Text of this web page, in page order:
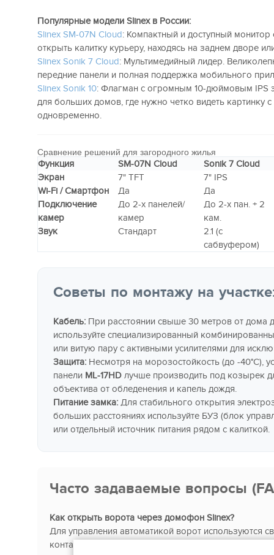
Популярные модели Slinex в России:
Slinex SM-07N Cloud: Компактный и доступный монитор
открыть калитку курьеру, находясь на заднем дворе
Slinex Sonik 7 Cloud: Мультимедийный лидер.
передние панели и полная поддержка мобильного
Slinex Sonik 10: Флагман с огромным 10-дюймовым IPS
для больших домов, где нужно четко видеть картинку
одновременно.
Сравнение решений для загородного жилья
Функция SM-07N Cloud
Sonik 7 Cloud
Экран
7" TFT
7" IPS
Wi-Fi / Смартфон
Да
Да
Подключение
камер
До 2-х панелей/
камер
До 2-х пан. + 2
кам.
Звук
Стандарт
2.1 (с
сабвуфером)
Советы по монтажу на
Кабель:При расстоянии свыше 30 метров от дома
используйте специализированный
или витую пару с активными усилителями для
Защита:Несмотря на морозостойкость (до -40°C),
панели ML-17HDлучше производить под козырек
объектива от обледенения и капель дождя.
Питание замка:Для стабильного открытия
больших расстояниях используйте БУЗ (блок
или отдельный источник питания рядом с калиткой.
Часто задаваемые вопросы
Как открыть ворота через домофон Slinex?
Для управления автоматикой ворот используются
контакты реле. Вы можете активировать их